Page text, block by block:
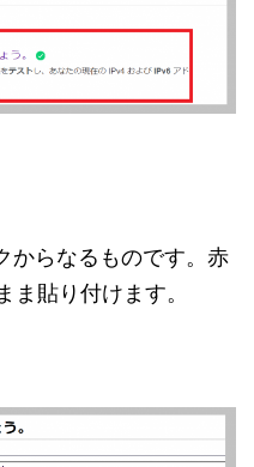
からなるものです。赤
貼り付けます。